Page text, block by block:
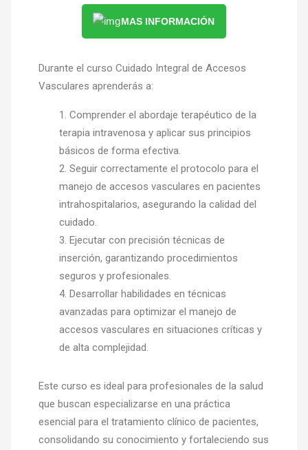
MAS INFORMACIÓN
Durante el curso Cuidado Integral de Accesos
Vasculares aprenderás a:
Comprender el abordaje terapéutico de la
terapia intravenosa y aplicar sus principios
básicos de forma efectiva.
Seguir correctamente el protocolo para el
manejo de accesos vasculares en pacientes
intrahospitalarios, asegurando la calidad del
cuidado.
Ejecutar con precisión técnicas de
inserción, garantizando procedimientos
seguros y profesionales.
Desarrollar habilidades en técnicas
avanzadas para optimizar el manejo de
accesos vasculares en situaciones críticas y
de alta complejidad.
Este curso es ideal para profesionales de la salud
que buscan especializarse en una práctica
esencial para el tratamiento clínico de pacientes,
consolidando su conocimiento y fortaleciendo sus